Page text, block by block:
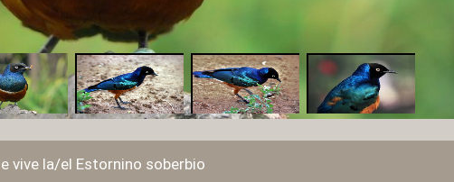
vive la/el Estornino soberbio